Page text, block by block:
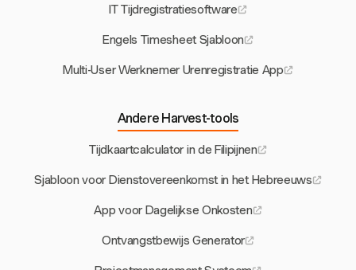
IT Tijdregistratiesoftware
Engels Timesheet Sjabloon
Multi-User Werknemer Urenregistratie App
Andere Harvest-tools
Tijdkaartcalculator in de Filipijnen
Sjabloon voor Dienstovereenkomst in het Hebreeuws
App voor Dagelijkse Onkosten
Ontvangstbewijs Generator